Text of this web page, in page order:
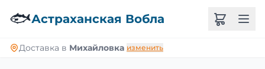
🐟Астраханская Вобла
Доставка в Михайловка изменить